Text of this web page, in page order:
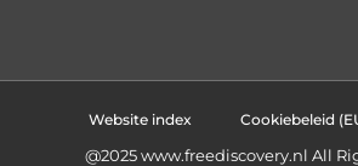
Website index Cookiebeleid
@2025 www.freediscovery.nl All